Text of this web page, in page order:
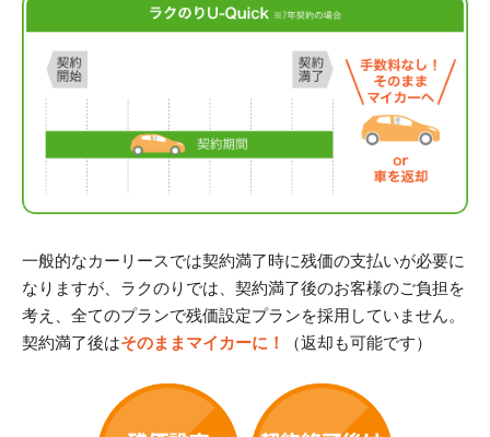
一般的なカーリースでは契約満了時に残価の支払いが必要に
なりますが、ラクのりでは、契約満了後のお客様のご負担を
考え、全てのプランで残価設定プランを採用していません。
契約満了後はそのままマイカーに！ （返却も可能です）